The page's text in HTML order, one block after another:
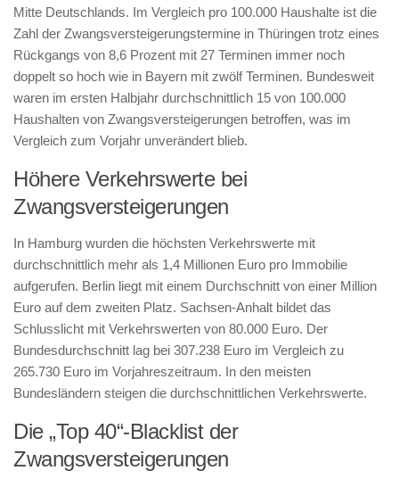
Mitte Deutschlands. Im Vergleich pro 100.000 Haushalte ist die
Zahl der Zwangsversteigerungstermine in Thüringen trotz eines
Rückgangs von 8,6 Prozent mit 27 Terminen immer noch
doppelt so hoch wie in Bayern mit zwölf Terminen. Bundesweit
waren im ersten Halbjahr durchschnittlich 15 von 100.000
Haushalten von Zwangsversteigerungen betroffen, was im
Vergleich zum Vorjahr unverändert blieb.
Höhere Verkehrswerte bei
Zwangsversteigerungen
In Hamburg wurden die höchsten Verkehrswerte mit
durchschnittlich mehr als 1,4 Millionen Euro pro Immobilie
aufgerufen. Berlin liegt mit einem Durchschnitt von einer Million
Euro auf dem zweiten Platz. Sachsen-Anhalt bildet das
Schlusslicht mit Verkehrswerten von 80.000 Euro. Der
Bundesdurchschnitt lag bei 307.238 Euro im Vergleich zu
265.730 Euro im Vorjahreszeitraum. In den meisten
Bundesländern steigen die durchschnittlichen Verkehrswerte.
Die „Top 40“-Blacklist der
Zwangsversteigerungen